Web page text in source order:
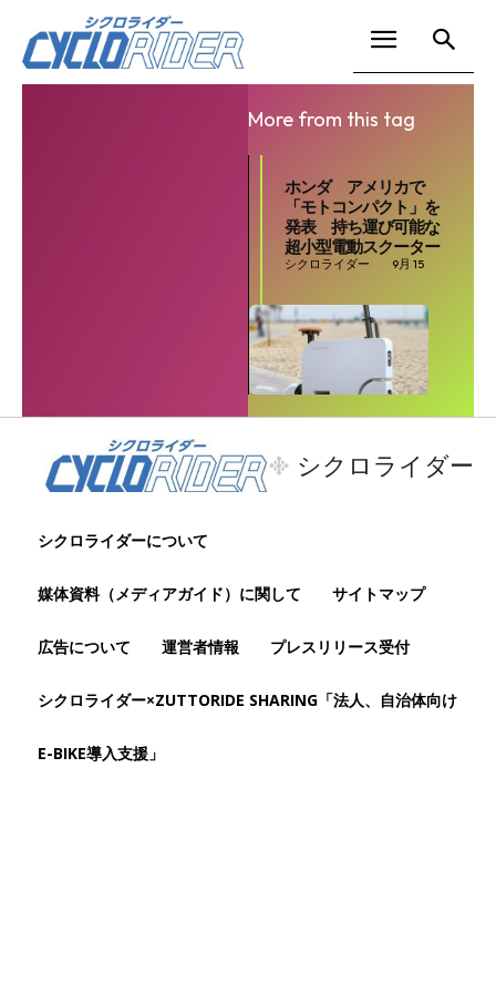
SEARCH...
More from this tag
ホンダ アメリカで
「モトコンパクト」を
発表 持ち運び可能な
超小型電動スクーター
シクロライダー 9月 15
シクロライダー
シクロライダーについて
媒体資料（メディアガイド）に関して サイトマップ
広告について 運営者情報 プレスリリース受付
シクロライダー×ZUTTORIDE SHARING「法人、自治体向け
E-BIKE導入支援」